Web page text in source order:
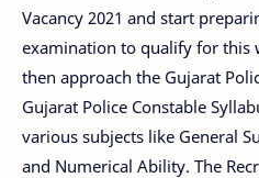
Vacancy 2021 and start
examination to qualify for this
then approach the Gujarat
Gujarat Police Constable
various subjects like General
and Numerical Ability. The